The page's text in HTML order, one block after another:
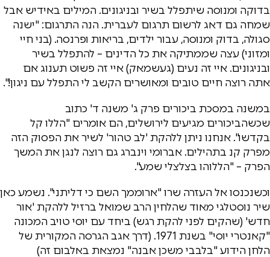
בדוקה ומנוסה שיתפלל בשיר ובניגונים. המילים באידיש אבל
שמחה גם דאג לרשום תרגום לעברית. הנה התרגום: "ישנה
סגולה, בדוק ומנוסה, עבור ילדים, בריאות ופרנסה. (בני חיי
ומזוני) עצה שממתיקה את כל הדינים – להתפלל בשיר
ובניגונים. איי זה נעים (געשמאק) איי זה פשוט תענוג אם
אתה רוצה חיים טובים ומאושרים הקשב לי התפלל עם ניגון!".
במשנה במסכת ביכורים פרק ג' משנה ד' כתוב
שכשהביכורים מגיעים לירושלים, הם אומרים "הללו קל
בקדשו". אנחנו ניתן ללהקת 'לב טהור' לשיר את הפסוק הזה
מפרק קנ בתהילים. אברומי וינברג גם רוצה לנגן את המשך
הפרק – "הללוהו בצלצלי שמע".
וכשנכנסו אל העזרה שרו "ארוממך השם כי דליתני". נשמע כאן
שיר נוסטלגי מאוד שהלחין הרב שמואל ברזיל ללהקת 'אור
חדש' (שהקים לפני להקת רגש) ביחד עם יוסי טויב המכונה
"קאנטרי יוסי" בשנת 1971. (דרך אגב הגרסה המקורית של
הלחן הידוע "בלבבי משכן אבנה" נמצאת באלבום זה)